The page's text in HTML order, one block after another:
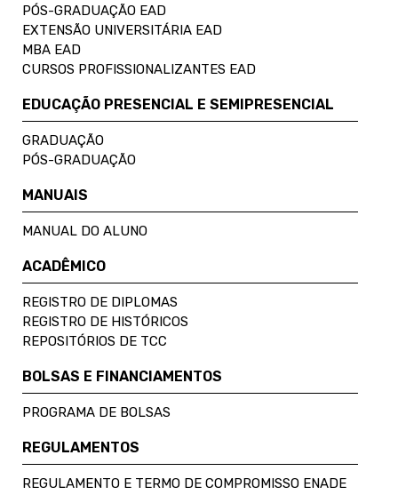
PÓS-GRADUAÇÃO EAD
EXTENSÃO UNIVERSITÁRIA EAD
MBA EAD
CURSOS PROFISSIONALIZANTES EAD
EDUCAÇÃO PRESENCIAL E SEMIPRESENCIAL
GRADUAÇÃO
PÓS-GRADUAÇÃO
MANUAIS
MANUAL DO ALUNO
ACADÊMICO
REGISTRO DE DIPLOMAS
REGISTRO DE HISTÓRICOS
REPOSITÓRIOS DE TCC
BOLSAS E FINANCIAMENTOS
PROGRAMA DE BOLSAS
REGULAMENTOS
REGULAMENTO E TERMO DE COMPROMISSO ENADE